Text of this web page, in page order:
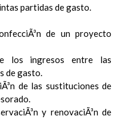
partidas de gasto.
de un proyecto
los ingresos entre las
de gasto.
de las sustituciones de
y renovaciÃ³n de